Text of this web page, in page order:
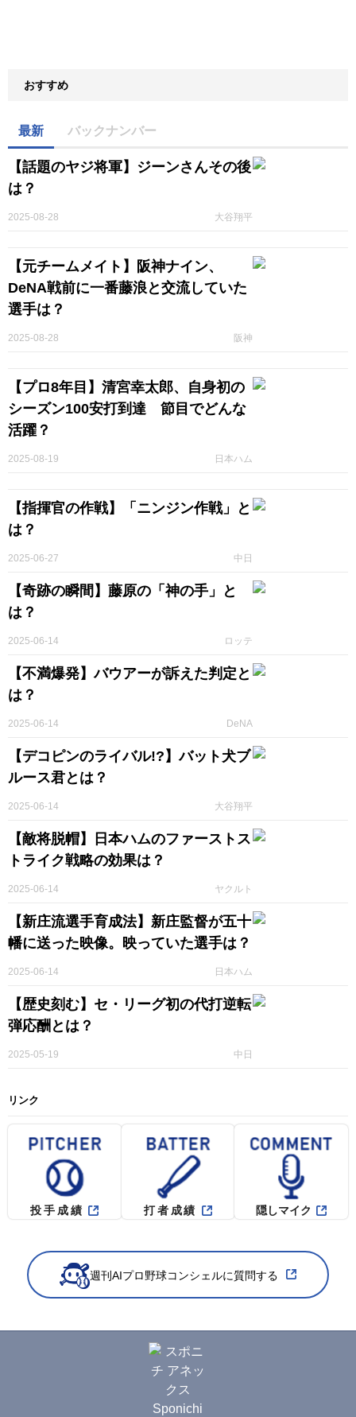
おすすめ
最新 バックナンバー
【話題のヤジ将軍】ジーンさんその後
は？
大谷翔平
2025-08-28
【元チームメイト】阪神ナイン、
DeNA戦前に一番藤浪と交流していた
選手は？
阪神
2025-08-28
【プロ8年目】清宮幸太郎、自身初の
シーズン100安打到達 節目でどんな
活躍？
日本ハム
2025-08-19
【指揮官の作戦】「ニンジン作戦」と
は？
中日
2025-06-27
【奇跡の瞬間】藤原の「神の手」と
は？
ロッテ
2025-06-14
【不満爆発】バウアーが訴えた判定と
は？
DeNA
2025-06-14
【デコピンのライバル!?】バット犬ブ
ルース君とは？
大谷翔平
2025-06-14
【敵将脱帽】日本ハムのファーストス
トライク戦略の効果は？
ヤクルト
2025-06-14
【新庄流選手育成法】新庄監督が五十
幡に送った映像。映っていた選手は？
日本ハム
2025-06-14
【歴史刻む】セ・リーグ初の代打逆転
弾応酬とは？
中日
2025-05-19
リンク
投手成績 打者成績 隠しマイク
週刊AIプロ野球コンシェルに質問する